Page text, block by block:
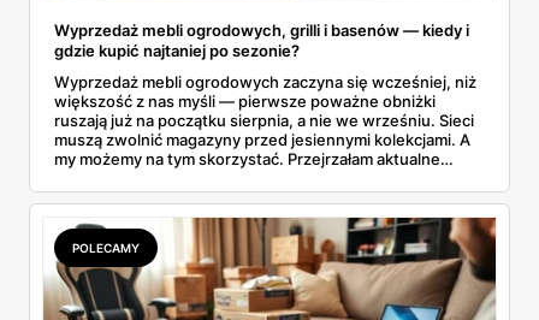
Wyprzedaż mebli ogrodowych, grilli i basenów — kiedy i
gdzie kupić najtaniej po sezonie?
Wyprzedaż mebli ogrodowych zaczyna się wcześniej, niż
większość z nas myśli — pierwsze poważne obniżki
ruszają już na początku sierpnia, a nie we wrześniu. Sieci
muszą zwolnić magazyny przed jesiennymi kolekcjami. A
my możemy na tym skorzystać. Przejrzałam aktualne
leżaki, grille i baseny. Do tego podpowiadam, jak odróżnić
prawdziwą obniżkę od pozornej.
POLECAMY